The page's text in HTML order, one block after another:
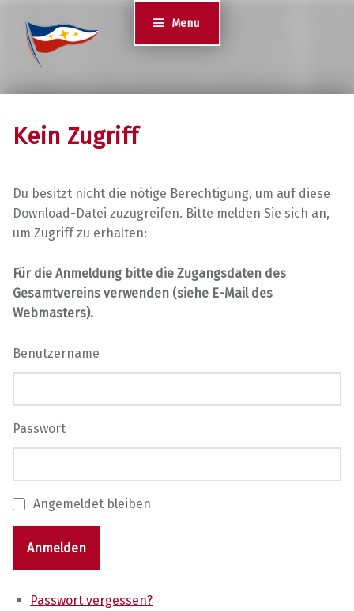
Menu
Kein Zugriff
Du besitzt nicht die nötige Berechtigung, um auf diese
Download-Datei zuzugreifen. Bitte melden Sie sich an,
um Zugriff zu erhalten:
Für die Anmeldung bitte die Zugangsdaten des
Gesamtvereins verwenden (siehe E-Mail des
Webmasters).
Benutzername
Passwort
Angemeldet bleiben
Anmelden
Passwort vergessen?